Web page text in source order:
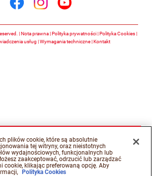
Nota prawna Polityka prywatności Polityka Cookies
usług
Wymagania techniczne Kontakt
plików cookie, które są absolutnie
tej witryny, oraz nieistotnych
wydajnościowych, funkcjonalnych lub
zaakceptować, odrzucić lub zarządzać
cookie, klikając preferowaną opcję. Aby
Polityka Cookies